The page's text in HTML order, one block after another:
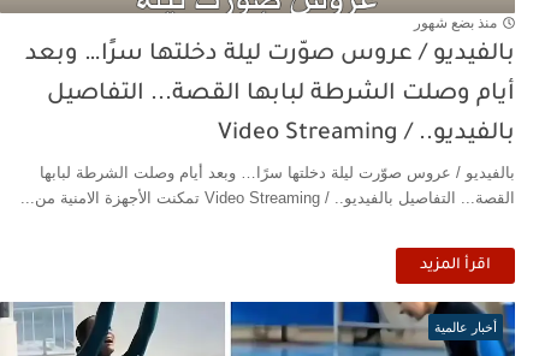
منذ بضع شهور
بالفيديو / عروس صوّرت ليلة دخلتها سرًا… وبعد
أيام وصلت الشرطة لبابها القصة... التفاصيل
بالفيديو.. / Video Streaming
بالفيديو / عروس صوّرت ليلة دخلتها سرًا… وبعد أيام وصلت الشرطة لبابها
القصة... التفاصيل بالفيديو.. / Video Streaming تمكنت الأجهزة الامنية من...
اقرأ المزيد
أخبار عالمية